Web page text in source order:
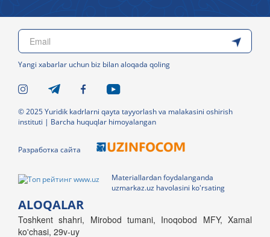
Yangi xabarlar uchun biz bilan aloqada qoling
© 2025 Yuridik kadrlarni qayta tayyorlash va malakasini oshirish
instituti | Barcha huquqlar himoyalangan
Разработка сайта
Materiallardan foydalanganda
uzmarkaz.uz havolasini ko'rsating
ALOQALAR
Toshkent shahri, Mirobod tumani, Inoqobod MFY, Xamal
ko'chasi, 29v-uy